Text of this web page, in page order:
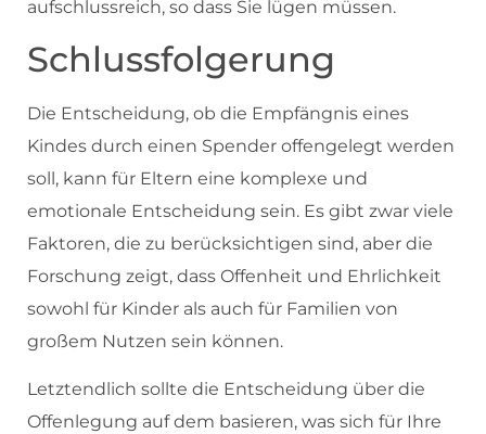
aufschlussreich, so dass Sie lügen müssen.
Schlussfolgerung
Die Entscheidung, ob die Empfängnis eines
Kindes durch einen Spender offengelegt werden
soll, kann für Eltern eine komplexe und
emotionale Entscheidung sein. Es gibt zwar viele
Faktoren, die zu berücksichtigen sind, aber die
Forschung zeigt, dass Offenheit und Ehrlichkeit
sowohl für Kinder als auch für Familien von
großem Nutzen sein können.
Letztendlich sollte die Entscheidung über die
Offenlegung auf dem basieren, was sich für Ihre